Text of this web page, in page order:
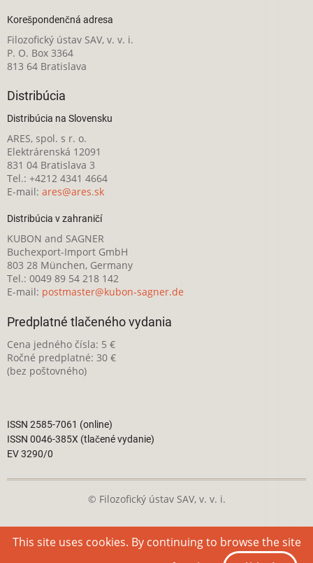
Korešpondenčná adresa
Filozofický ústav SAV, v. v. i.
P. O. Box 3364
813 64 Bratislava
Distribúcia
Distribúcia na Slovensku
ARES, spol. s r. o.
Elektrárenská 12091
831 04 Bratislava 3
Tel.: +4212 4341 4664
E-mail: ares@ares.sk
Distribúcia v zahraničí
KUBON and SAGNER
Buchexport-Import GmbH
803 28 München, Germany
Tel.: 0049 89 54 218 142
E-mail: postmaster@kubon-sagner.de
Predplatné tlačeného vydania
Cena jedného čísla: 5 €
Ročné predplatné: 30 €
(bez poštovného)
ISSN 2585-7061 (online)
ISSN 0046-385X (tlačené vydanie)
EV 3290/0
© Filozofický ústav SAV, v. v. i.
Táto webová stránka je licencovaná podCreative Commons
Attribution-NonCommercial 4.0 International License
This site uses cookies. By continuing to browse the site